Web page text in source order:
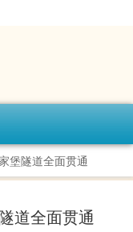
堡隧道全面贯通
道全面贯通